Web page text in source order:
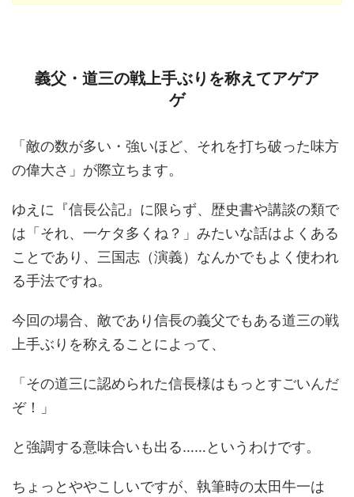
義父・道三の戦上手ぶりを称えてアゲア
ゲ
「敵の数が多い・強いほど、それを打ち破った味方
の偉大さ」が際立ちます。
ゆえに『信長公記』に限らず、歴史書や講談の類で
は「それ、一ケタ多くね？」みたいな話はよくある
ことであり、三国志（演義）なんかでもよく使われ
る手法ですね。
今回の場合、敵であり信長の義父でもある道三の戦
上手ぶりを称えることによって、
「その道三に認められた信長様はもっとすごいんだ
ぞ！」
と強調する意味合いも出る……というわけです。
ちょっとややこしいですが、執筆時の太田牛一は